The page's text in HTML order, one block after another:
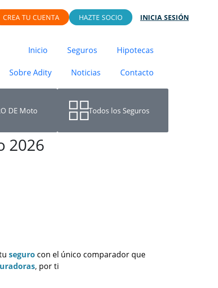
CREA TU CUENTA HAZTE SOCIO INICIA SESIÓN
Inicio Seguros Hipotecas
Sobre Adity Noticias Contacto
DE Moto Todos los Seguros
2026
seguro con el único comparador que
, por ti